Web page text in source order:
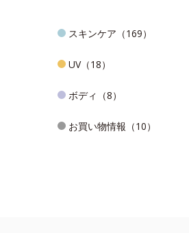
スキンケア（169）
UV（18）
ボディ（8）
お買い物情報（10）